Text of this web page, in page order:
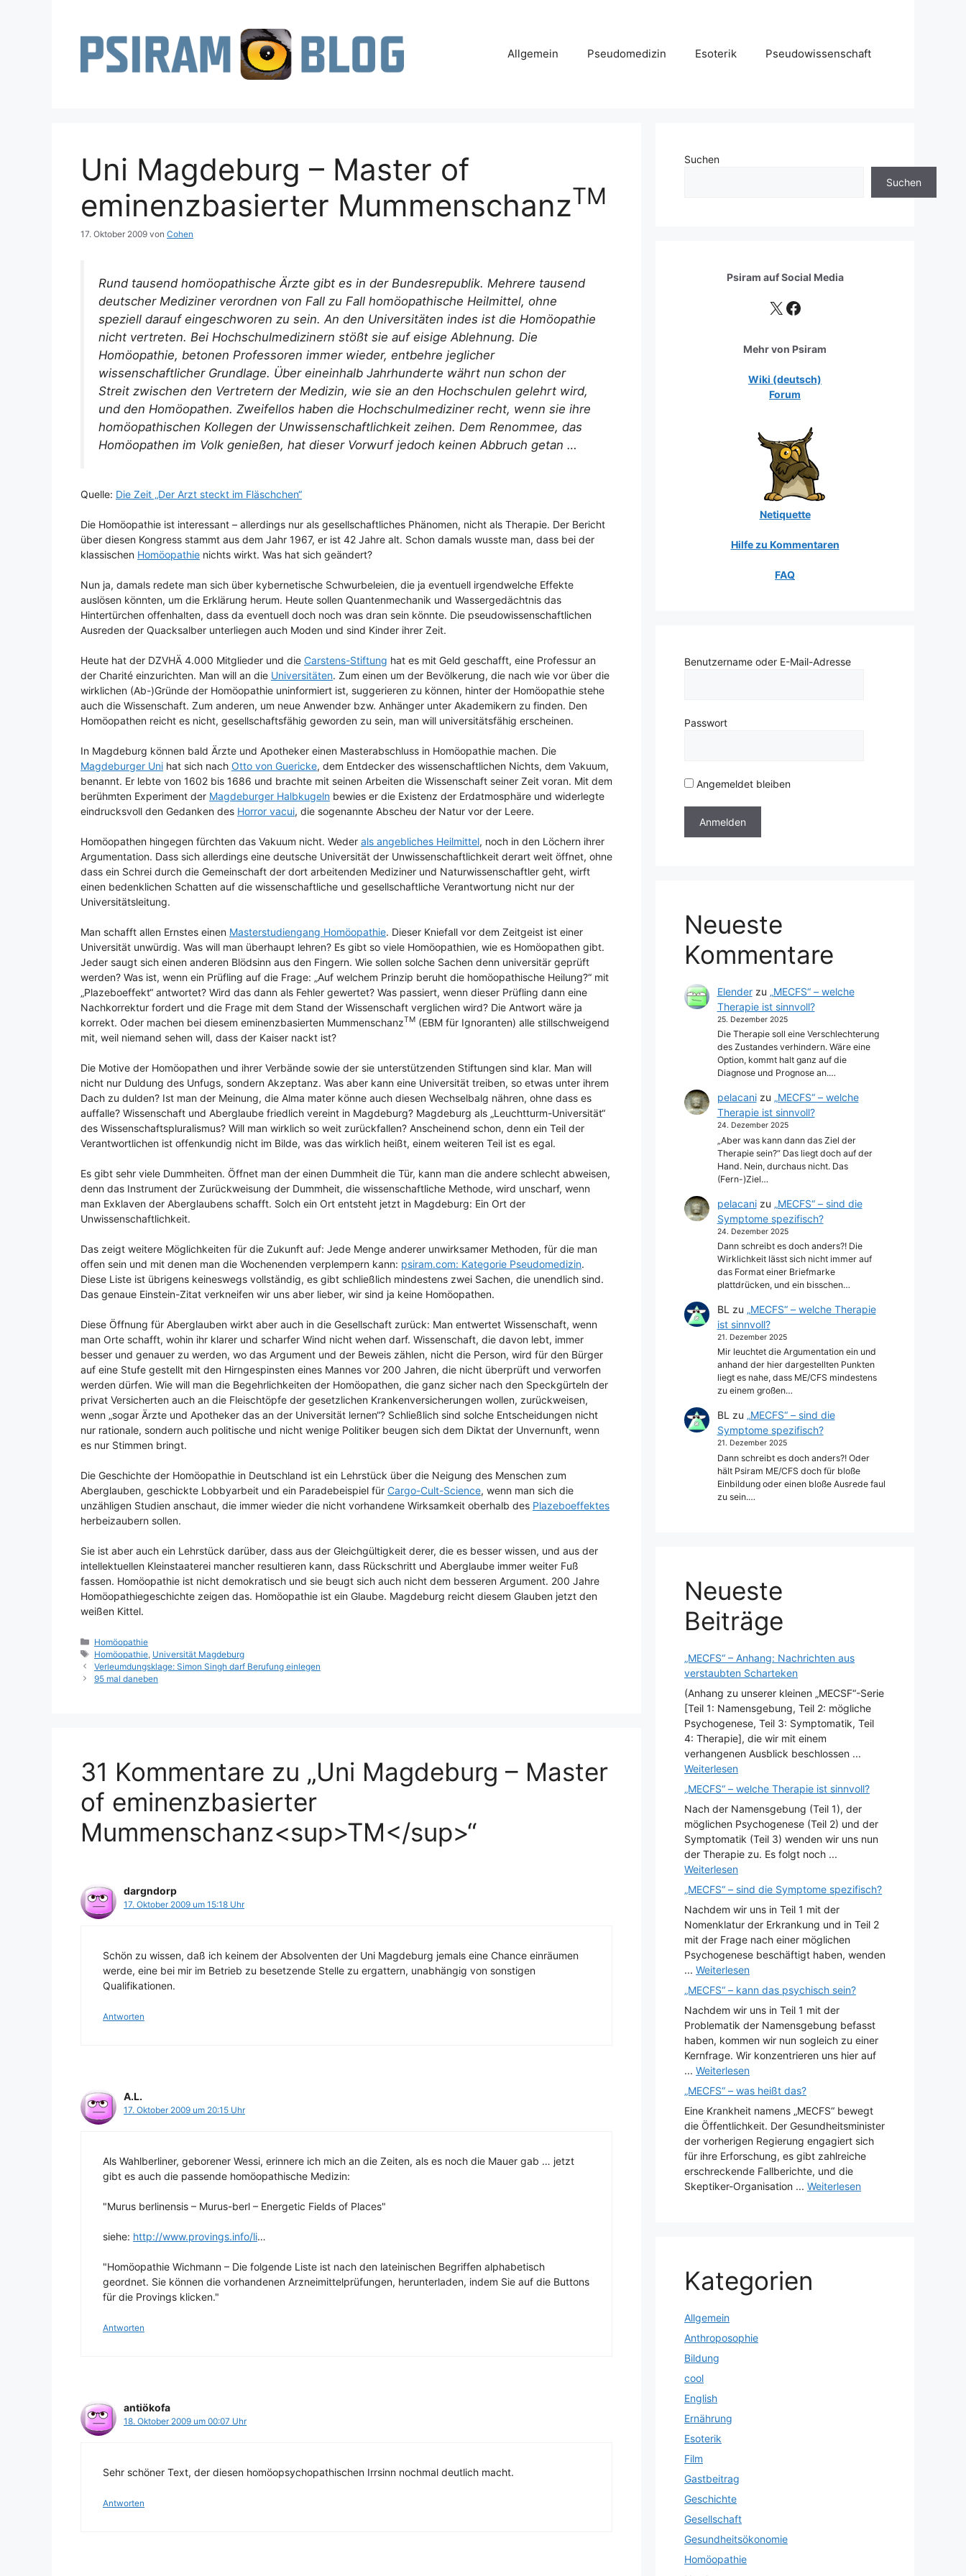
Allgemein Pseudomedizin Esoterik Pseudowissenschaft
Uni Magdeburg – Master of
eminenzbasierter MummenschanzTM
17. Oktober 2009 von Cohen
Rund tausend homöopathische Ärzte gibt es in der Bundesrepublik. Mehrere tausend
deutscher Mediziner verordnen von Fall zu Fall homöopathische Heilmittel, ohne
speziell darauf eingeschworen zu sein. An den Universitäten indes ist die Homöopathie
nicht vertreten. Bei Hochschulmedizinern stößt sie auf eisige Ablehnung. Die
Homöopathie, betonen Professoren immer wieder, entbehre jeglicher
wissenschaftlicher Grundlage. Über eineinhalb Jahrhunderte währt nun schon der
Streit zwischen den Vertretern der Medizin, wie sie an den Hochschulen gelehrt wird,
und den Homöopathen. Zweifellos haben die Hochschulmediziner recht, wenn sie ihre
homöopathischen Kollegen der Unwissenschaftlichkeit zeihen. Dem Renommee, das
Homöopathen im Volk genießen, hat dieser Vorwurf jedoch keinen Abbruch getan …
Quelle: Die Zeit „Der Arzt steckt im Fläschchen“
Die Homöopathie ist interessant – allerdings nur als gesellschaftliches Phänomen, nicht als Therapie. Der Bericht
über diesen Kongress stammt aus dem Jahr 1967, er ist 42 Jahre alt. Schon damals wusste man, dass bei der
klassischen Homöopathie nichts wirkt. Was hat sich geändert?
Nun ja, damals redete man sich über kybernetische Schwurbeleien, die ja eventuell irgendwelche Effekte
auslösen könnten, um die Erklärung herum. Heute sollen Quantenmechanik und Wassergedächtnis das
Hintertürchen offenhalten, dass da eventuell doch noch was dran sein könnte. Die pseudowissenschaftlichen
Ausreden der Quacksalber unterliegen auch Moden und sind Kinder ihrer Zeit.
Heute hat der DZVHÄ 4.000 Mitglieder und die Carstens-Stiftung hat es mit Geld geschafft, eine Professur an
der Charité einzurichten. Man will an die Universitäten. Zum einen um der Bevölkerung, die nach wie vor über die
wirklichen (Ab-)Gründe der Homöopathie uninformiert ist, suggerieren zu können, hinter der Homöopathie stehe
auch die Wissenschaft. Zum anderen, um neue Anwender bzw. Anhänger unter Akademikern zu finden. Den
Homöopathen reicht es nicht, gesellschaftsfähig geworden zu sein, man will universitätsfähig erscheinen.
In Magdeburg können bald Ärzte und Apotheker einen Masterabschluss in Homöopathie machen. Die
Magdeburger Uni hat sich nach Otto von Guericke, dem Entdecker des wissenschaftlichen Nichts, dem Vakuum,
benannt. Er lebte von 1602 bis 1686 und brachte mit seinen Arbeiten die Wissenschaft seiner Zeit voran. Mit dem
berühmten Experiment der Magdeburger Halbkugeln bewies er die Existenz der Erdatmosphäre und widerlegte
eindrucksvoll den Gedanken des Horror vacui, die sogenannte Abscheu der Natur vor der Leere.
Homöopathen hingegen fürchten das Vakuum nicht. Weder als angebliches Heilmittel, noch in den Löchern ihrer
Argumentation. Dass sich allerdings eine deutsche Universität der Unwissenschaftlichkeit derart weit öffnet, ohne
dass ein Schrei durch die Gemeinschaft der dort arbeitenden Mediziner und Naturwissenschaftler geht, wirft
einen bedenklichen Schatten auf die wissenschaftliche und gesellschaftliche Verantwortung nicht nur der
Universitätsleitung.
Man schafft allen Ernstes einen Masterstudiengang Homöopathie. Dieser Kniefall vor dem Zeitgeist ist einer
Universität unwürdig. Was will man überhaupt lehren? Es gibt so viele Homöopathien, wie es Homöopathen gibt.
Jeder saugt sich einen anderen Blödsinn aus den Fingern. Wie sollen solche Sachen denn universitär geprüft
werden? Was ist, wenn ein Prüfling auf die Frage: „Auf welchem Prinzip beruht die homöopathische Heilung?“ mit
„Plazeboeffekt“ antwortet? Wird das dann als Fehler gewertet? Was passiert, wenn dieser Prüfling dann eine
Nachkorrektur fordert und die Frage mit dem Stand der Wissenschaft verglichen wird? Die Antwort wäre ja
korrekt. Oder machen bei diesem eminenzbasierten MummenschanzTM (EBM für Ignoranten) alle stillschweigend
mit, weil niemand sehen will, dass der Kaiser nackt ist?
Die Motive der Homöopathen und ihrer Verbände sowie der sie unterstützenden Stiftungen sind klar. Man will
nicht nur Duldung des Unfugs, sondern Akzeptanz. Was aber kann eine Universität treiben, so etwas unter ihrem
Dach zu dulden? Ist man der Meinung, die Alma mater könne auch diesen Wechselbalg nähren, ohne dass es
auffalle? Wissenschaft und Aberglaube friedlich vereint in Magdeburg? Magdeburg als „Leuchtturm-Universität“
des Wissenschaftspluralismus? Will man wirklich so weit zurückfallen? Anscheinend schon, denn ein Teil der
Verantwortlichen ist offenkundig nicht im Bilde, was das wirklich heißt, einem weiteren Teil ist es egal.
Es gibt sehr viele Dummheiten. Öffnet man der einen Dummheit die Tür, kann man die andere schlecht abweisen,
denn das Instrument der Zurückweisung der Dummheit, die wissenschaftliche Methode, wird unscharf, wenn
man Exklaven der Aberglaubens schafft. Solch ein Ort entsteht jetzt in Magdeburg: Ein Ort der
Unwissenschaftlichkeit.
Das zeigt weitere Möglichkeiten für die Zukunft auf: Jede Menge anderer unwirksamer Methoden, für die man
offen sein und mit denen man die Wochenenden verplempern kann: psiram.com: Kategorie Pseudomedizin.
Diese Liste ist übrigens keineswegs vollständig, es gibt schließlich mindestens zwei Sachen, die unendlich sind.
Das genaue Einstein-Zitat verkneifen wir uns aber lieber, wir sind ja keine Homöopathen.
Diese Öffnung für Aberglauben wirkt aber auch in die Gesellschaft zurück: Man entwertet Wissenschaft, wenn
man Orte schafft, wohin ihr klarer und scharfer Wind nicht wehen darf. Wissenschaft, die davon lebt, immer
besser und genauer zu werden, wo das Argument und der Beweis zählen, nicht die Person, wird für den Bürger
auf eine Stufe gestellt mit den Hirngespinsten eines Mannes vor 200 Jahren, die nicht überprüft und verworfen
werden dürfen. Wie will man die Begehrlichkeiten der Homöopathen, die ganz sicher nach den Speckgürteln der
privat Versicherten auch an die Fleischtöpfe der gesetzlichen Krankenversicherungen wollen, zurückweisen,
wenn „sogar Ärzte und Apotheker das an der Universität lernen“? Schließlich sind solche Entscheidungen nicht
nur rationale, sondern auch politische und nicht wenige Politiker beugen sich dem Diktat der Unvernunft, wenn
es nur Stimmen bringt.
Die Geschichte der Homöopathie in Deutschland ist ein Lehrstück über die Neigung des Menschen zum
Aberglauben, geschickte Lobbyarbeit und ein Paradebeispiel für Cargo-Cult-Science, wenn man sich die
unzähligen Studien anschaut, die immer wieder die nicht vorhandene Wirksamkeit oberhalb des Plazeboeffektes
herbeizaubern sollen.
Sie ist aber auch ein Lehrstück darüber, dass aus der Gleichgültigkeit derer, die es besser wissen, und aus der
intellektuellen Kleinstaaterei mancher resultieren kann, dass Rückschritt und Aberglaube immer weiter Fuß
fassen. Homöopathie ist nicht demokratisch und sie beugt sich auch nicht dem besseren Argument. 200 Jahre
Homöopathiegeschichte zeigen das. Homöopathie ist ein Glaube. Magdeburg reicht diesem Glauben jetzt den
weißen Kittel.
Kategorien
Homöopathie
Schlagwörter
Homöopathie Universität Magdeburg
Verleumdungsklage: Simon Singh darf Berufung einlegen
95 mal daneben
31 Kommentare zu „Uni Magdeburg – Master
of eminenzbasierter
Mummenschanz<sup>TM</sup>“
dargndorp
17. Oktober 2009 um 15:18 Uhr
Schön zu wissen, daß ich keinem der Absolventen der Uni Magdeburg jemals eine Chance einräumen
werde, eine bei mir im Betrieb zu besetzende Stelle zu ergattern, unabhängig von sonstigen
Qualifikationen.
Antworten
A.L.
17. Oktober 2009 um 20:15 Uhr
Als Wahlberliner, geborener Wessi, erinnere ich mich an die Zeiten, als es noch die Mauer gab … jetzt
gibt es auch die passende homöopathische Medizin:
"Murus berlinensis – Murus-berl – Energetic Fields of Places"
siehe: http://www.provings.info/li…
"Homöopathie Wichmann – Die folgende Liste ist nach den lateinischen Begriffen alphabetisch
geordnet. Sie können die vorhandenen Arzneimittelprüfungen, herunterladen, indem Sie auf die Buttons
für die Provings klicken."
Antworten
antiökofa
18. Oktober 2009 um 00:07 Uhr
Sehr schöner Text, der diesen homöopsychopathischen Irrsinn nochmal deutlich macht.
Antworten
Suchen
Suchen
Psiram aufSocial Media
X Facebook
Mehr von Psiram
Wiki (deutsch)
Forum
Netiquette
Hilfe zu Kommentaren
FAQ
Benutzername oder E-Mail-Adresse
Passwort
Angemeldet bleiben
Neueste
Kommentare
Elenderzu „MECFS“ – welche
Therapie ist sinnvoll?
25. Dezember 2025
Die Therapie soll eine Verschlechterung
des Zustandes verhindern. Wäre eine
Option, kommt halt ganz auf die
Diagnose und Prognose an.…
pelacanizu „MECFS“ – welche
Therapie ist sinnvoll?
24. Dezember 2025
„Aber was kann dann das Ziel der
Therapie sein?“ Das liegt doch auf der
Hand. Nein, durchaus nicht. Das
(Fern-)Ziel…
pelacanizu „MECFS“ – sind die
Symptome spezifisch?
24. Dezember 2025
Dann schreibt es doch anders?! Die
Wirklichkeit lässt sich nicht immer auf
das Format einer Briefmarke
plattdrücken, und ein bisschen…
BL zu „MECFS“ – welche Therapie
ist sinnvoll?
21. Dezember 2025
Mir leuchtet die Argumentation ein und
anhand der hier dargestellten Punkten
liegt es nahe, dass ME/CFS mindestens
zu einem großen…
BL zu „MECFS“ – sind die
Symptome spezifisch?
21. Dezember 2025
Dann schreibt es doch anders?! Oder
hält Psiram ME/CFS doch für bloße
Einbildung oder einen bloße Ausrede faul
zu sein.…
Neueste
Beiträge
„MECFS“ – Anhang: Nachrichten aus
verstaubten Scharteken
(Anhang zu unserer kleinen „MECSF“-Serie
[Teil 1: Namensgebung, Teil 2: mögliche
Psychogenese, Teil 3: Symptomatik, Teil
4: Therapie], die wir mit einem
verhangenen Ausblick beschlossen ...
Weiterlesen
„MECFS“ – welche Therapie ist sinnvoll?
Nach der Namensgebung (Teil 1), der
möglichen Psychogenese (Teil 2) und der
Symptomatik (Teil 3) wenden wir uns nun
der Therapie zu. Es folgt noch ...
Weiterlesen
„MECFS“ – sind die Symptome spezifisch?
Nachdem wir uns in Teil 1 mit der
Nomenklatur der Erkrankung und in Teil 2
mit der Frage nach einer möglichen
Psychogenese beschäftigt haben, wenden
... Weiterlesen
„MECFS“ – kann das psychisch sein?
Nachdem wir uns in Teil 1 mit der
Problematik der Namensgebung befasst
haben, kommen wir nun sogleich zu einer
Kernfrage. Wir konzentrieren uns hier auf
... Weiterlesen
„MECFS“ – was heißt das?
Eine Krankheit namens „MECFS“ bewegt
die Öffentlichkeit. Der Gesundheitsminister
der vorherigen Regierung engagiert sich
für ihre Erforschung, es gibt zahlreiche
erschreckende Fallberichte, und die
Skeptiker-Organisation ... Weiterlesen
Kategorien
Allgemein
Anthroposophie
Bildung
cool
English
Ernährung
Esoterik
Film
Gastbeitrag
Geschichte
Gesellschaft
Gesundheitsökonomie
Homöopathie